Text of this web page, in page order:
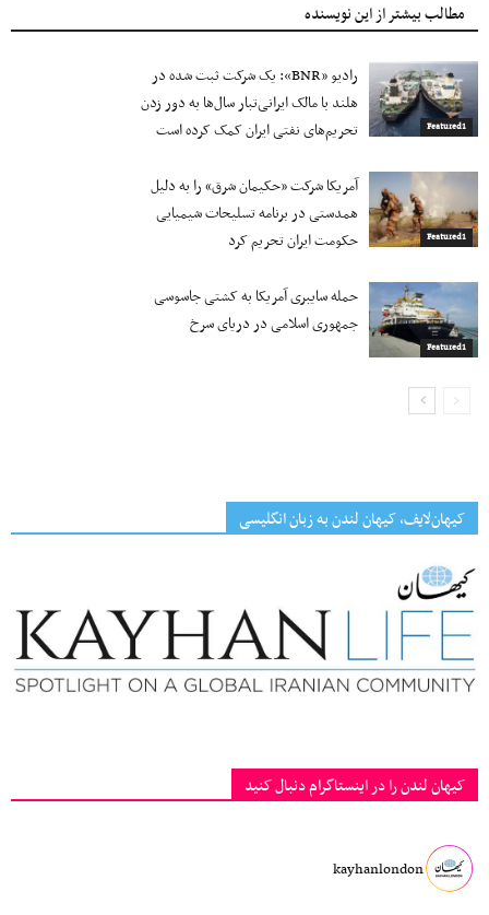
مطالب بیشتر از این نویسنده
Featured1
رادیو «BNR»: یک شرکت ثبت شده در
هلند با مالک ایرانی‌تبار سال‌ها به دور زدن
تحریم‌های نفتی ایران کمک کرده است
Featured1
آمریکا شرکت «حکیمان شرق» را به دلیل
همدستی در برنامه تسلیحات شیمیایی
حکومت ایران تحریم کرد
Featured1
حمله سایبری آمریکا به کشتی جاسوسی
جمهوری اسلامی در دریای سرخ
کیهان‌لایف، کیهان لندن به زبان انگلیسی
کیهان لندن را در اینستاگرام دنبال کنید
kayhanlondon